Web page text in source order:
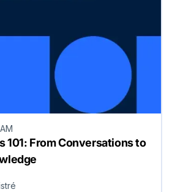
101: From Conversations to